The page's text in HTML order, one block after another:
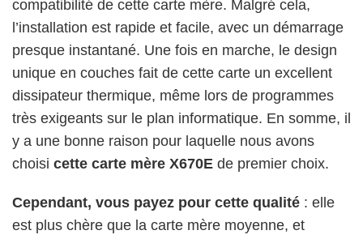
compatibilité de cette carte mère. Malgré cela,
l’installation est rapide et facile, avec un démarrage
presque instantané. Une fois en marche, le design
unique en couches fait de cette carte un excellent
dissipateur thermique, même lors de programmes
très exigeants sur le plan informatique. En somme, il
y a une bonne raison pour laquelle nous avons
choisi cette carte mère X670E de premier choix.
Cependant, vous payez pour cette qualité : elle
est plus chère que la carte mère moyenne, et